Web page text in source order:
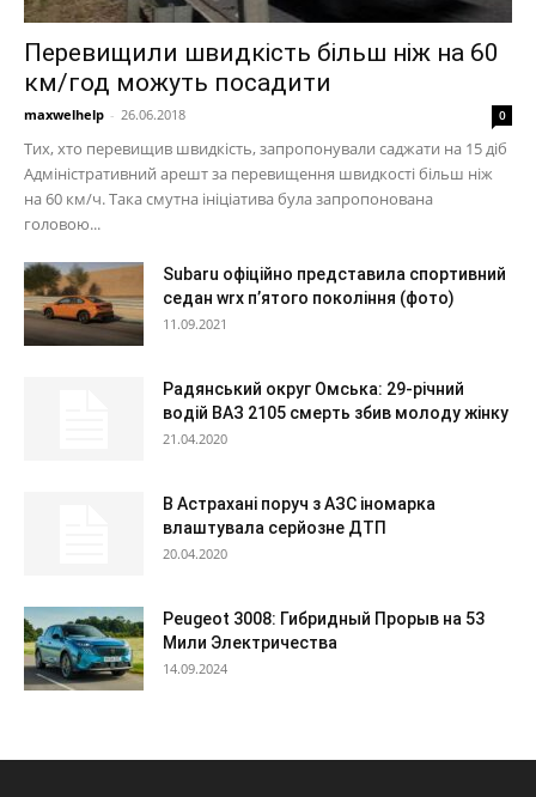
Перевищили швидкість більш ніж на 60
км/год можуть посадити
maxwelhelp - 26.06.2018 0
Тих, хто перевищив швидкість, запропонували саджати на 15 діб
Адміністративний арешт за перевищення швидкості більш ніж
на 60 км/ч. Така смутна ініціатива була запропонована
головою...
Subaru офіційно представила спортивний
седан wrx п’ятого покоління (фото)
11.09.2021
Радянський округ Омська: 29-річний
водій ВАЗ 2105 смерть збив молоду жінку
21.04.2020
В Астрахані поруч з АЗС іномарка
влаштувала серйозне ДТП
20.04.2020
Peugeot 3008: Гибридный Прорыв на 53
Мили Электричества
14.09.2024